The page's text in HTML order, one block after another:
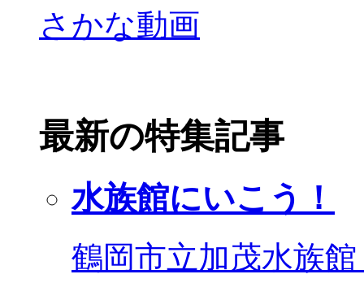
最新の特集記事
水族館にいこう！
鶴岡市立加茂水族